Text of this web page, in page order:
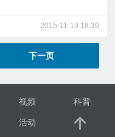
2015-11-19 18:39
下一页
视频 科普
活动